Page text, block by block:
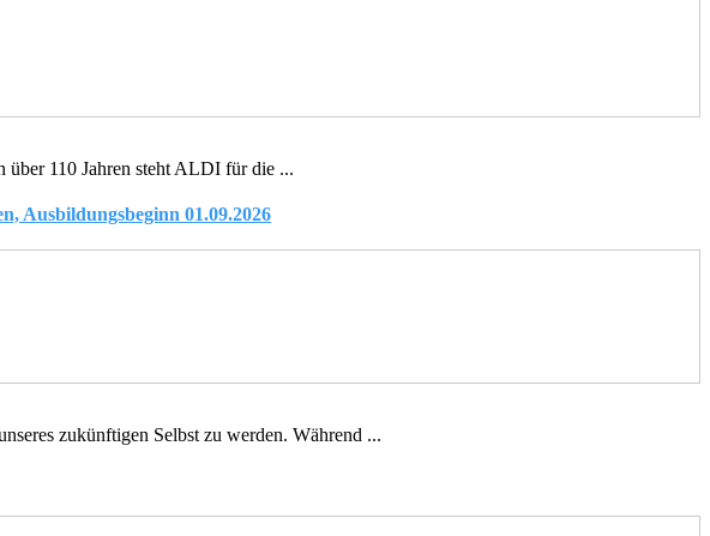
110 Jahren steht ALDI für die ...
Ausbildungsbeginn 01.09.2026
zukünftigen Selbst zu werden. Während ...